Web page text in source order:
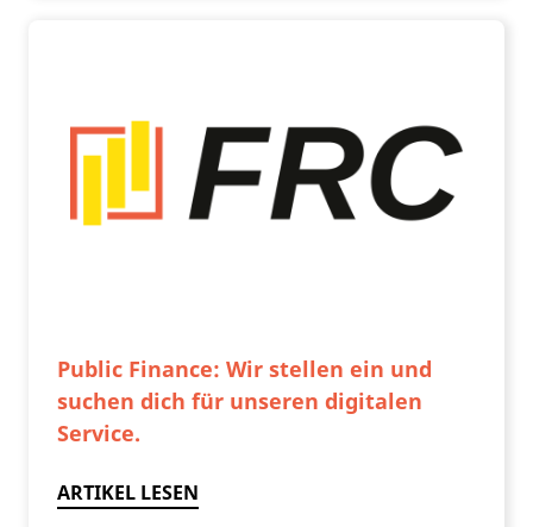
Public Finance: Wir stellen ein und
suchen dich für unseren digitalen
Service.
ARTIKEL LESEN